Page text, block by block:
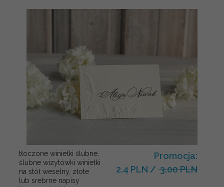
tłoczone winietki ślubne,
ślubne wizytówki winietki
na stół weselny, złote
lub srebrne napisy
Promocja:
2.4 PLN / 3.00 PLN